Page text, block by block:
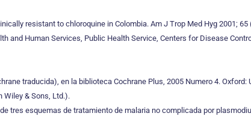
resistant to chloroquine in Colombia. Am J Trop Med Hyg 2001; 65
and Human Services, Public Health Service, Centers for Disease
traducida), en la biblioteca Cochrane Plus, 2005 Numero 4.
Wiley & Sons, Ltd.).
tres esquemas de tratamiento de malaria no complicada por